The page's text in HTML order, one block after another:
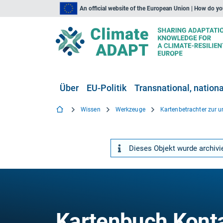
An official website of the European Union | How do
Über EU-Politik Transnational,
Wissen Werkzeuge
Dieses Objekt wurde